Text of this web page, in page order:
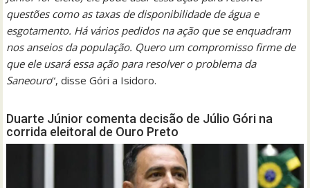
questões como as taxas de disponibilidade de água e
esgotamento. Há vários pedidos na ação que se enquadram
nos anseios da população. Quero um compromisso firme de
que ele usará essa ação para resolver o problema da
Saneouro“, disse Góri a Isidoro.
Duarte Júnior comenta decisão de Júlio Góri na
corrida eleitoral de Ouro Preto